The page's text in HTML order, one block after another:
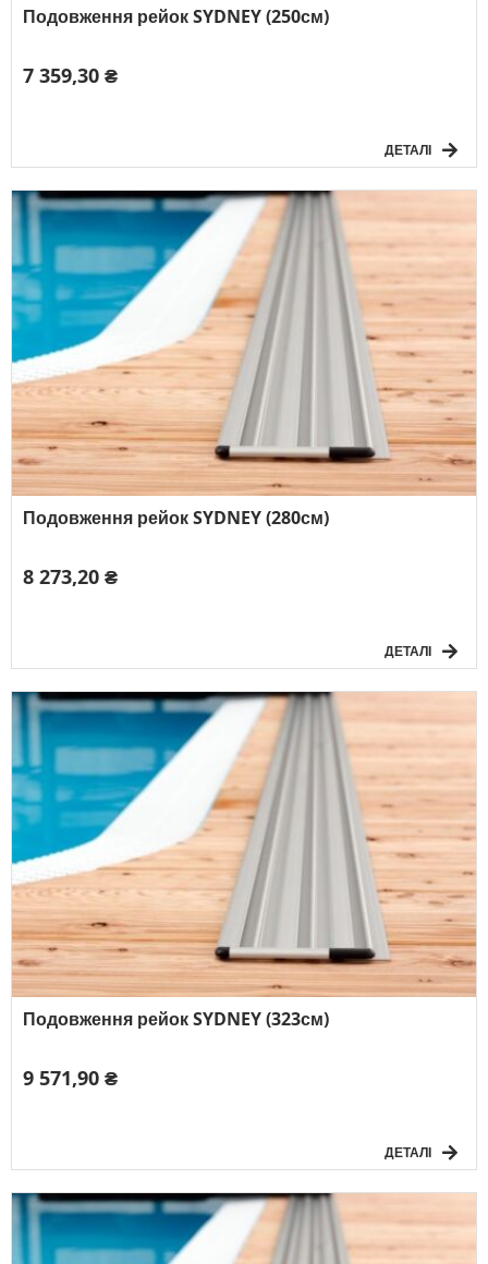
Подовження рейок SYDNEY (250см)
7 359,30 ₴
ДЕТАЛІ
Подовження рейок SYDNEY (280см)
8 273,20 ₴
ДЕТАЛІ
Подовження рейок SYDNEY (323см)
9 571,90 ₴
ДЕТАЛІ